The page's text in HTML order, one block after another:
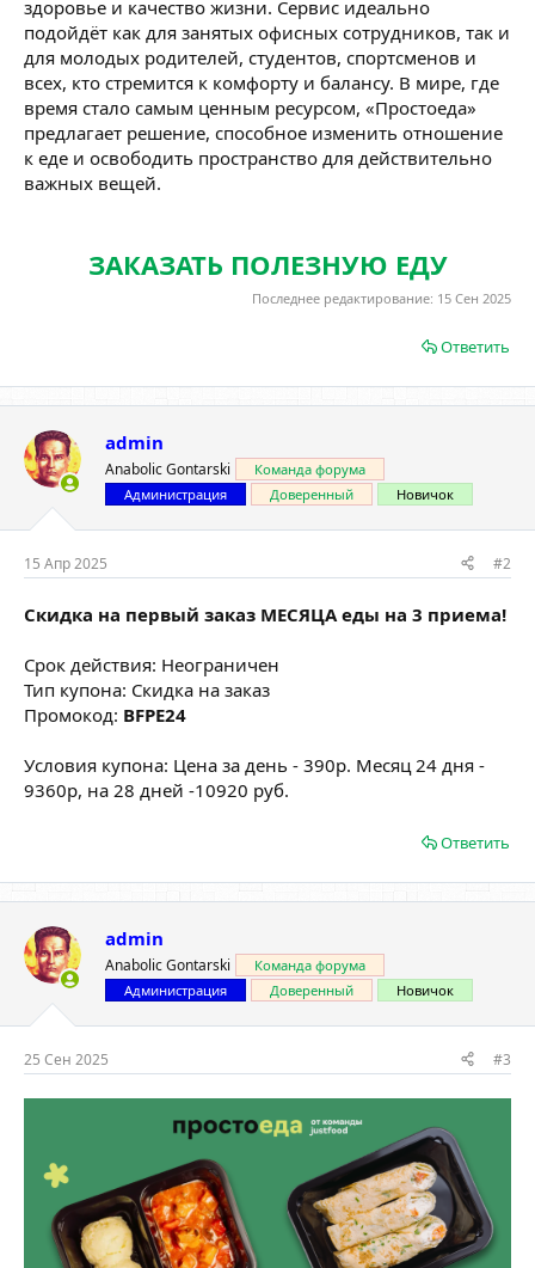
здоровье и качество жизни. Сервис идеально
подойдёт как для занятых офисных сотрудников, так и
для молодых родителей, студентов, спортсменов и
всех, кто стремится к комфорту и балансу. В мире, где
время стало самым ценным ресурсом, «Простоеда»
предлагает решение, способное изменить отношение
к еде и освободить пространство для действительно
важных вещей.
ЗАКАЗАТЬ ПОЛЕЗНУЮ ЕДУ
Последнее редактирование: 15 Сен 2025
Ответить
admin
Anabolic Gontarski
Команда форума
Администрация
Доверенный Новичок
15 Апр 2025 #2
Скидка на первый заказ МЕСЯЦА еды на 3 приема!
Срок действия: Неограничен
Тип купона: Скидка на заказ
Промокод: BFPE24
Условия купона: Цена за день - 390р. Месяц 24 дня -
9360р, на 28 дней -10920 руб.
Ответить
admin
Anabolic Gontarski
Команда форума
Администрация
Доверенный Новичок
25 Сен 2025 #3